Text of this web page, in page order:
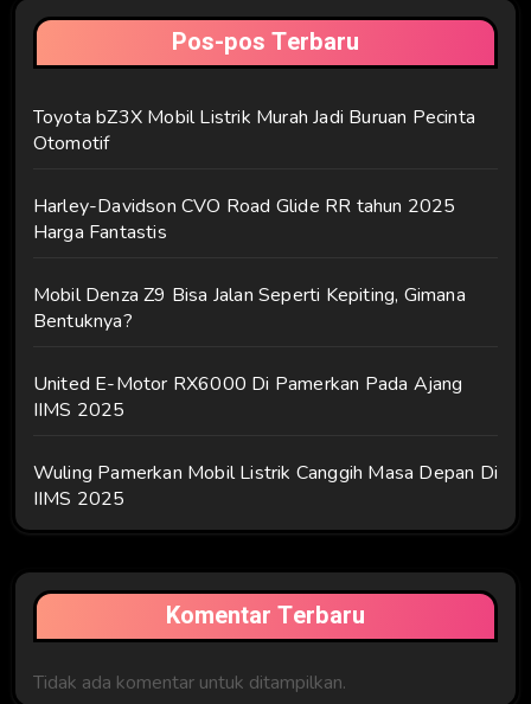
Pos-pos Terbaru
Toyota bZ3X Mobil Listrik Murah Jadi Buruan Pecinta
Otomotif
Harley-Davidson CVO Road Glide RR tahun 2025
Harga Fantastis
Mobil Denza Z9 Bisa Jalan Seperti Kepiting, Gimana
Bentuknya?
United E-Motor RX6000 Di Pamerkan Pada Ajang
IIMS 2025
Wuling Pamerkan Mobil Listrik Canggih Masa Depan Di
IIMS 2025
Komentar Terbaru
Tidak ada komentar untuk ditampilkan.